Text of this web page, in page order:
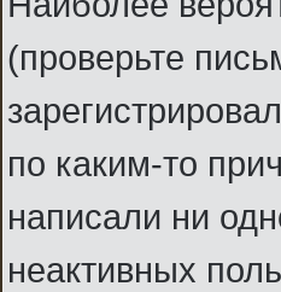
(проверьте
по каким-то
написали ни
неактивных